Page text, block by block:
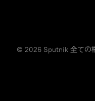
© 2026 Sputnik 全ての